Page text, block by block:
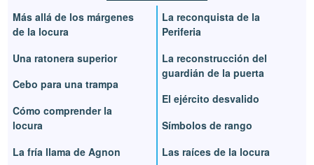
Más allá de los márgenes
de la locura
Una ratonera superior
Cebo para una trampa
Cómo comprender la
locura
La fría llama de Agnon
La reconquista de la
Periferia
La reconstrucción del
guardián de la puerta
El ejército desvalido
Símbolos de rango
Las raíces de la locura